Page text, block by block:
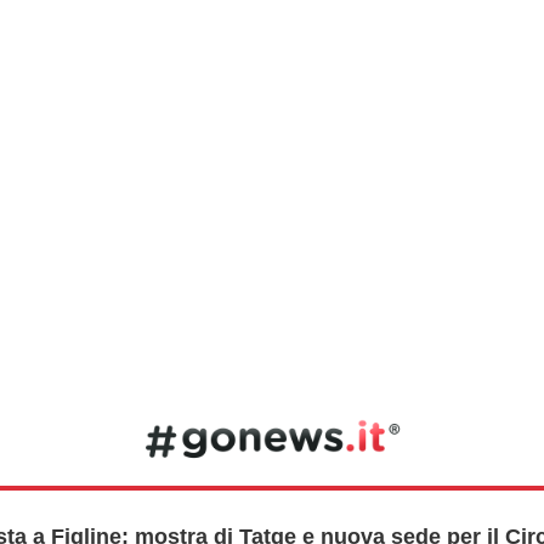
a Figline: mostra di Tatge e nuova sede per il